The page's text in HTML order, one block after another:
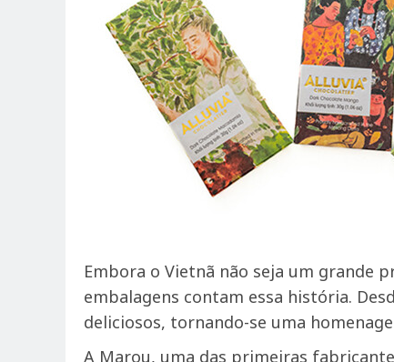
Embora o Vietnã não seja um grande
embalagens contam essa história.
deliciosos, tornando-se uma
A Marou, uma das primeiras